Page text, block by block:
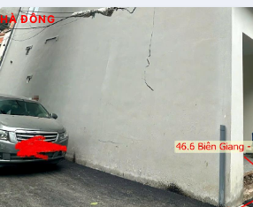
HÀ ĐÔNG